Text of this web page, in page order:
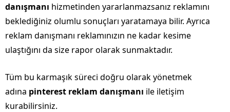
danışmanı hizmetinden yararlanmazsanız reklamını
beklediğiniz olumlu sonuçları yaratamaya bilir. Ayrıca
reklam danışmanı reklamınızın ne kadar kesime
ulaştığını da size rapor olarak sunmaktadır.
Tüm bu karmaşık süreci doğru olarak yönetmek
adına pinterest reklam danışmanı ile iletişim
kurabilirsiniz.